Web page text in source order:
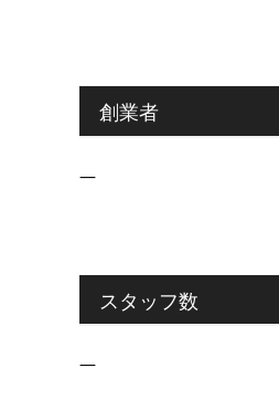
創業者
―
スタッフ数
―